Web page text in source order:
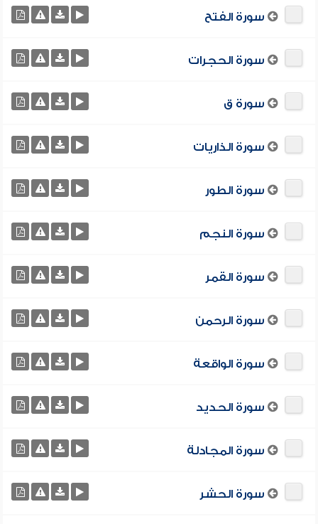
سورة الفتح
سورة الحجرات
سورة ق
سورة الذاريات
سورة الطور
سورة النجم
سورة القمر
سورة الرحمن
سورة الواقعة
سورة الحديد
سورة المجادلة
سورة الحشر